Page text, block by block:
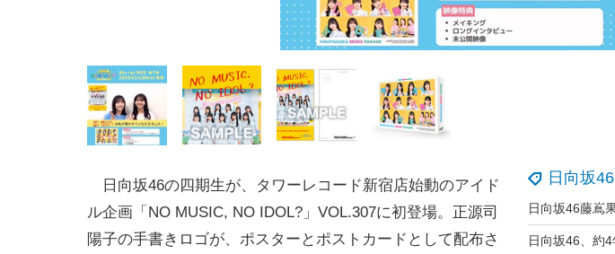
日向坂46
日向坂46の四期生が、タワーレコード新宿店始動のアイド
ル企画「NO MUSIC, NO IDOL?」VOL.307に初登場。正源司
陽子の手書きロゴが、ポスターとポストカードとして配布さ